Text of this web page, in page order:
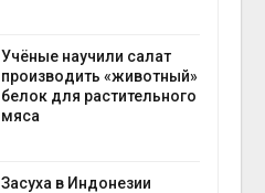
Учёные научили салат
производить «животный»
белок для растительного
мяса
Засуха в Индонезии